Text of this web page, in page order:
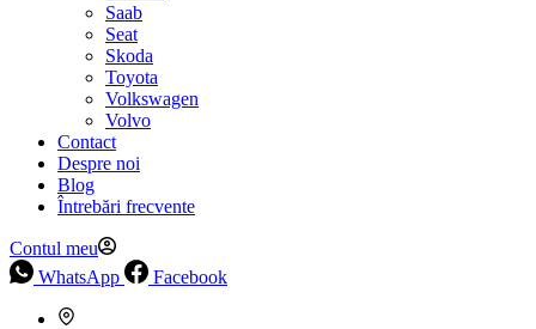
Saab
Seat
Skoda
Toyota
Volkswagen
Volvo
Contact
Despre noi
Blog
Întrebări frecvente
Contul meu
WhatsApp
Facebook